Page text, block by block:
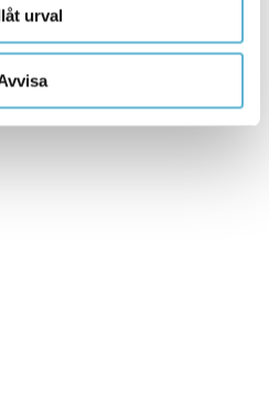
urval
i kommunhuset